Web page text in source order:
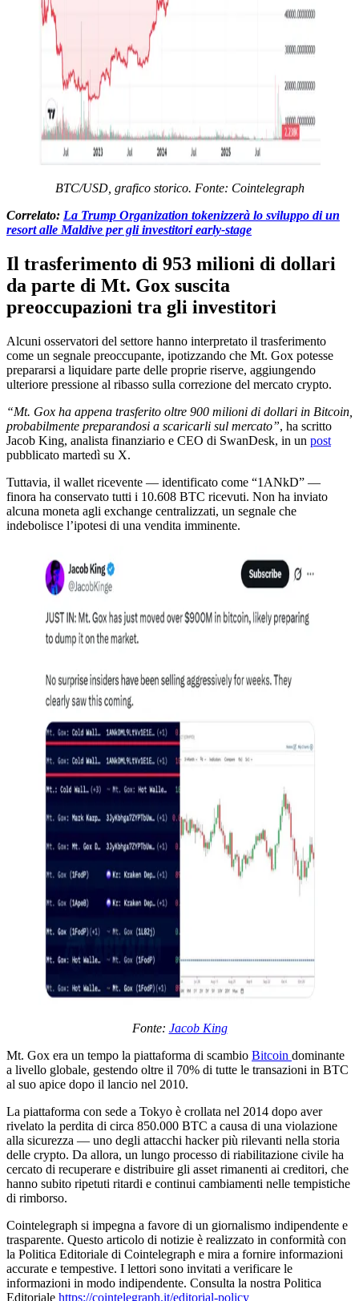
BTC/USD, grafico storico. Fonte: Cointelegraph
Correlato: La Trump Organization tokenizzerà lo sviluppo di un
resort alle Maldive per gli investitori early-stage
Il trasferimento di 953 milioni di dollari
da parte di Mt. Gox suscita
preoccupazioni tra gli investitori
Alcuni osservatori del settore hanno interpretato il trasferimento
come un segnale preoccupante, ipotizzando che Mt. Gox potesse
prepararsi a liquidare parte delle proprie riserve, aggiungendo
ulteriore pressione al ribasso sulla correzione del mercato crypto.
“Mt. Gox ha appena trasferito oltre 900 milioni di dollari in Bitcoin,
probabilmente preparandosi a scaricarli sul mercato”, ha scritto
Jacob King, analista finanziario e CEO di SwanDesk, in un post
pubblicato martedì su X.
Tuttavia, il wallet ricevente — identificato come “1ANkD” —
finora ha conservato tutti i 10.608 BTC ricevuti. Non ha inviato
alcuna moneta agli exchange centralizzati, un segnale che
indebolisce l’ipotesi di una vendita imminente.
Fonte: Jacob King
Mt. Gox era un tempo la piattaforma di scambio Bitcoin dominante
a livello globale, gestendo oltre il 70% di tutte le transazioni in BTC
al suo apice dopo il lancio nel 2010.
La piattaforma con sede a Tokyo è crollata nel 2014 dopo aver
rivelato la perdita di circa 850.000 BTC a causa di una violazione
alla sicurezza — uno degli attacchi hacker più rilevanti nella storia
delle crypto. Da allora, un lungo processo di riabilitazione civile ha
cercato di recuperare e distribuire gli asset rimanenti ai creditori, che
hanno subito ripetuti ritardi e continui cambiamenti nelle tempistiche
di rimborso.
Cointelegraph si impegna a favore di un giornalismo indipendente e
trasparente. Questo articolo di notizie è realizzato in conformità con
la Politica Editoriale di Cointelegraph e mira a fornire informazioni
accurate e tempestive. I lettori sono invitati a verificare le
informazioni in modo indipendente. Consulta la nostra Politica
Editoriale https://cointelegraph.it/editorial-policy